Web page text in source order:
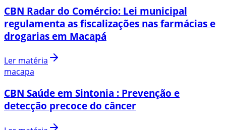
CBN Radar do Comércio: Lei municipal
regulamenta as fiscalizações nas farmácias e
drogarias em Macapá
Ler matéria
macapa
CBN Saúde em Sintonia : Prevenção e
detecção precoce do câncer